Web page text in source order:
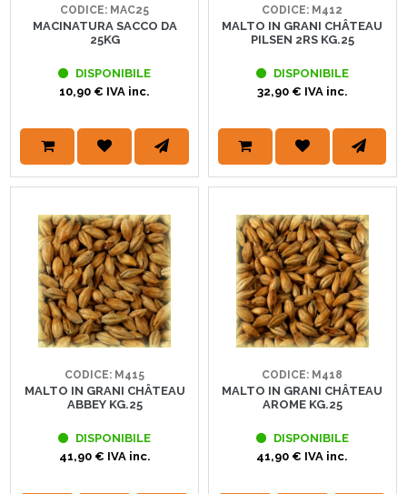
CODICE: MAC25
MACINATURA SACCO DA
25KG
DISPONIBILE
10,90 € IVA inc.
CODICE: M412
MALTO IN GRANI CHÂTEAU
PILSEN 2RS KG.25
DISPONIBILE
32,90 € IVA inc.
CODICE: M415
MALTO IN GRANI CHÂTEAU
ABBEY KG.25
DISPONIBILE
41,90 € IVA inc.
CODICE: M418
MALTO IN GRANI CHÂTEAU
AROME KG.25
DISPONIBILE
41,90 € IVA inc.